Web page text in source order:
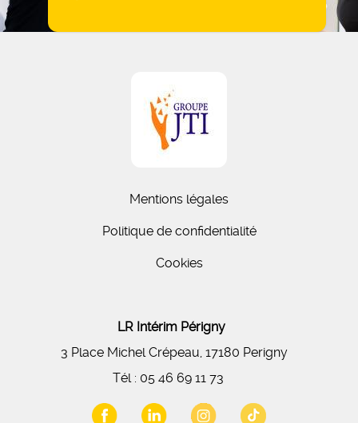
Mentions légales
Politique de confidentialité
Cookies
LR Intérim Périgny
3 Place Michel Crépeau, 17180 Perigny
Tél : 05 46 69 11 73